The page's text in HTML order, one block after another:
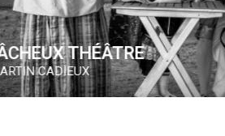
JACK ET JOHN
LAFRANCE